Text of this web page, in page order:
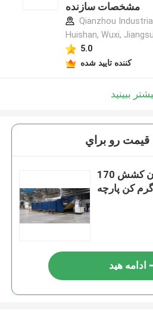
مشخصات سازنده
Qianzhou
5.0
کننده تایید شده
ببینید
قيمت رو براي
خشک کن پارچه بدون کشش 170
کن پارچه
ادامه هید